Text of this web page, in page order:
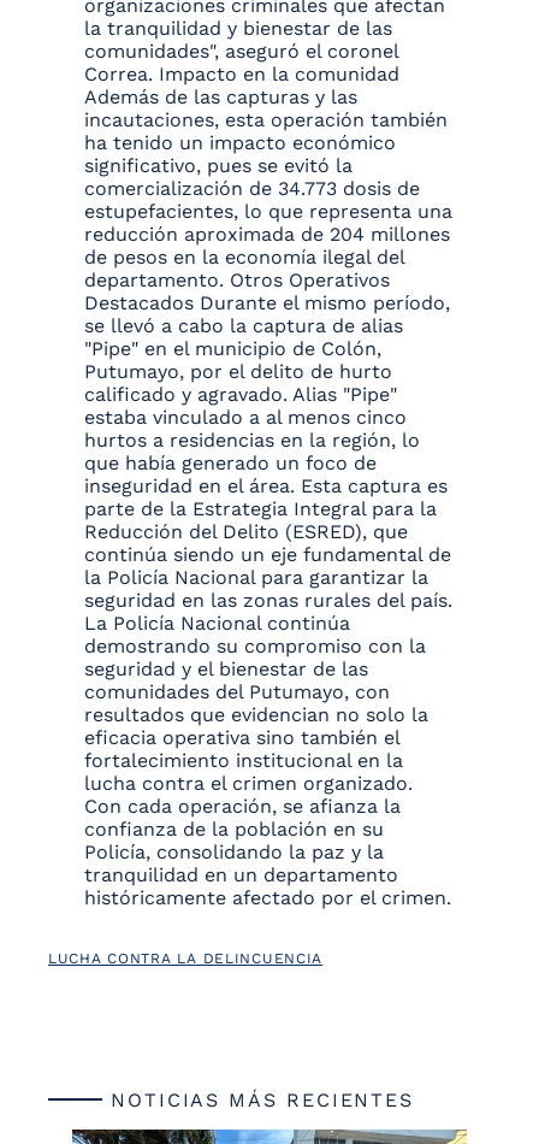
organizaciones criminales que afectan
la tranquilidad y bienestar de las
comunidades", aseguró el coronel
Correa. Impacto en la comunidad
Además de las capturas y las
incautaciones, esta operación también
ha tenido un impacto económico
significativo, pues se evitó la
comercialización de 34.773 dosis de
estupefacientes, lo que representa una
reducción aproximada de 204 millones
de pesos en la economía ilegal del
departamento. Otros Operativos
Destacados Durante el mismo período,
se llevó a cabo la captura de alias
"Pipe" en el municipio de Colón,
Putumayo, por el delito de hurto
calificado y agravado. Alias "Pipe"
estaba vinculado a al menos cinco
hurtos a residencias en la región, lo
que había generado un foco de
inseguridad en el área. Esta captura es
parte de la Estrategia Integral para la
Reducción del Delito (ESRED), que
continúa siendo un eje fundamental de
la Policía Nacional para garantizar la
seguridad en las zonas rurales del país.
La Policía Nacional continúa
demostrando su compromiso con la
seguridad y el bienestar de las
comunidades del Putumayo, con
resultados que evidencian no solo la
eficacia operativa sino también el
fortalecimiento institucional en la
lucha contra el crimen organizado.
Con cada operación, se afianza la
confianza de la población en su
Policía, consolidando la paz y la
tranquilidad en un departamento
históricamente afectado por el crimen.
LUCHA CONTRA LA DELINCUENCIA
NOTICIAS MÁS RECIENTES